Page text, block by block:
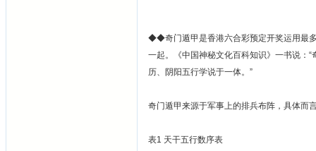
◆◆奇门遁甲是香港六合彩预定开奖运用最
一起。《中国神秘文化百科知识》一书说：
历、阴阳五行学说于一体。”
奇门遁甲来源于军事上的排兵布阵，具体而
表1 天干五行数序表